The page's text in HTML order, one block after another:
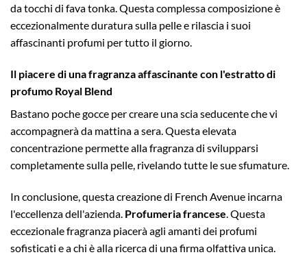
da tocchi di fava tonka. Questa complessa composizione è
eccezionalmente duratura sulla pelle e rilascia i suoi
affascinanti profumi per tutto il giorno.
Il piacere di una fragranza affascinante con l'estratto di
profumo Royal Blend
Bastano poche gocce per creare una scia seducente che vi
accompagnerà da mattina a sera. Questa elevata
concentrazione permette alla fragranza di svilupparsi
completamente sulla pelle, rivelando tutte le sue sfumature.
In conclusione, questa creazione di French Avenue incarna
l'eccellenza dell'azienda. Profumeria francese . Questa
eccezionale fragranza piacerà agli amanti dei profumi
sofisticati e a chi è alla ricerca di una firma olfattiva unica.